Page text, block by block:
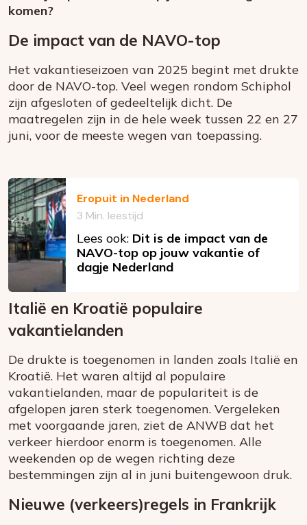
komen?
De impact van de NAVO-top
Het vakantieseizoen van 2025 begint met drukte
door de NAVO-top. Veel wegen rondom Schiphol
zijn afgesloten of gedeeltelijk dicht. De
maatregelen zijn in de hele week tussen 22 en 27
juni, voor de meeste wegen van toepassing.
Eropuit in Nederland
3 Min. leestijd
Lees ook: Dit is de impact van de
NAVO-top op jouw vakantie of
dagje Nederland
Italië en Kroatië populaire
vakantielanden
De drukte is toegenomen in landen zoals Italië en
Kroatië. Het waren altijd al populaire
vakantielanden, maar de populariteit is de
afgelopen jaren sterk toegenomen. Vergeleken
met voorgaande jaren, ziet de ANWB dat het
verkeer hierdoor enorm is toegenomen. Alle
weekenden op de wegen richting deze
bestemmingen zijn al in juni buitengewoon druk.
Nieuwe (verkeers)regels in Frankrijk